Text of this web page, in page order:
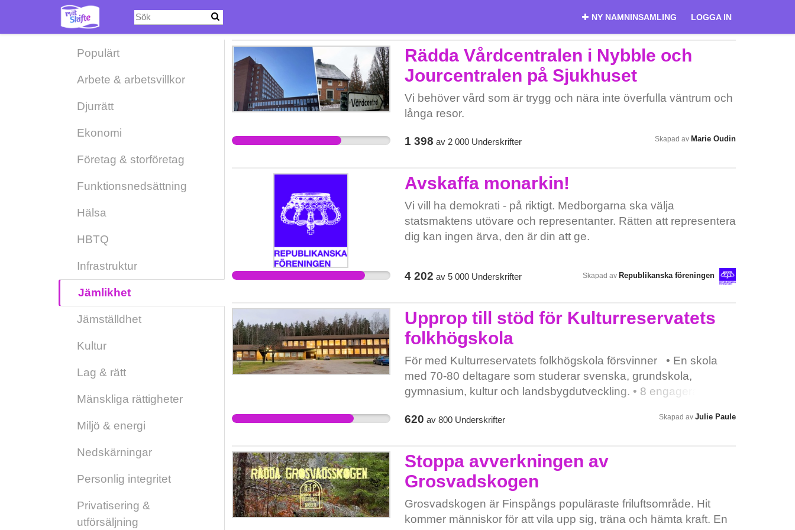
huvudinnehåll
NY NAMNINSAMLING LOGGA IN
Populärt
Arbete & arbetsvillkor
Djurrätt
Ekonomi
Företag & storföretag
Funktionsnedsättning
Hälsa
HBTQ
Infrastruktur
Jämlikhet
Jämställdhet
Kultur
Lag & rätt
Mänskliga rättigheter
Miljö & energi
Nedskärningar
Personlig integritet
Privatisering &
utförsäljning
Rädda Vårdcentralen i Nybble och
Jourcentralen på Sjukhuset
Vi behöver vård som är trygg och nära inte överfulla väntrum och
långa resor.
1 398 av 2 000Underskrifter Skapad av Marie Oudin
Avskaffa monarkin!
Vi vill ha demokrati - på riktigt. Medborgarna ska välja
statsmaktens utövare och representanter. Rätten att representera
dig kan ingen ärva, den är din att ge.
4 202 av 5 000Underskrifter Skapad av Republikanska föreningen
Upprop till stöd för Kulturreservatets
folkhögskola
För med Kulturreservatets folkhögskola försvinner • En skola
med 70-80 deltagare som studerar svenska, grundskola,
gymnasium, kultur och landsbygdutveckling. • 8 engagerade
öppna program, teaterföreställningar och seminarier varje år.
internationella samarbeten och kan inte längre vara en drivande
kraft i dessa. Skolan kan heller inte längre ansvara för
samordning mellan studieförbund och vuxenutbildning. Skolan
kan inte längre bidra till att stärka människors vilja till kunskap.
Eller utgöra socialt stöd. Eller bygga mötesplatser på
620 av 800Underskrifter Skapad av Julie Paule
Stoppa avverkningen av
Grosvadskogen
Grosvadskogen är Finspångs populäraste friluftsområde. Hit
kommer människor för att vila upp sig, träna och hämta kraft. En